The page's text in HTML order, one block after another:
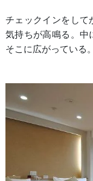
チェックインをして
気持ちが高鳴る。中
そこに広がっている。